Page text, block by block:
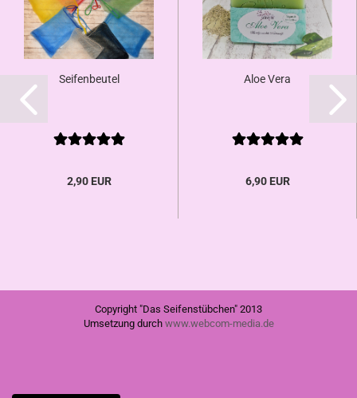
Seifenbeutel
2,90 EUR
Aloe Vera
6,90 EUR
Copyright "Das Seifenstübchen" 2013
Umsetzung durch www.webcom-media.de